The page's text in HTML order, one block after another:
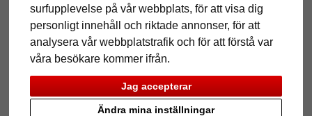
surfupplevelse på vår webbplats, för att visa dig
personligt innehåll och riktade annonser, för att
analysera vår webbplatstrafik och för att förstå var
våra besökare kommer ifrån.
Jag accepterar
Ändra mina inställningar
Tillbaka